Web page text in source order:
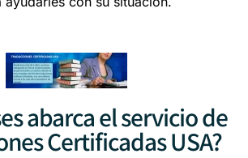
abarca el servicio de
Certificadas USA?